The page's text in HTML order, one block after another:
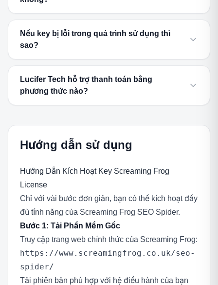
Nếu key bị lỗi trong quá trình sử dụng thì
sao?
Lucifer Tech hỗ trợ thanh toán bằng
phương thức nào?
Hướng dẫn sử dụng
Hướng Dẫn Kích Hoạt Key Screaming Frog
License
Chỉ với vài bước đơn giản, bạn có thể kích hoạt đầy
đủ tính năng của Screaming Frog SEO Spider.
Bước 1: Tải Phần Mềm Gốc
Truy cập trang web chính thức của Screaming Frog:
https://www.screamingfrog.co.uk/seo-
spider/
Tải phiên bản phù hợp với hệ điều hành của bạn